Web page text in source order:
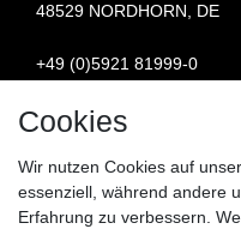
48529 NORDHORN, DE
+49 (0)5921 81999-0
BESUCHEN SIE UNS:
Cookies
Wir nutzen Cookies auf
essenziell, während andere
Erfahrung zu verbessern.